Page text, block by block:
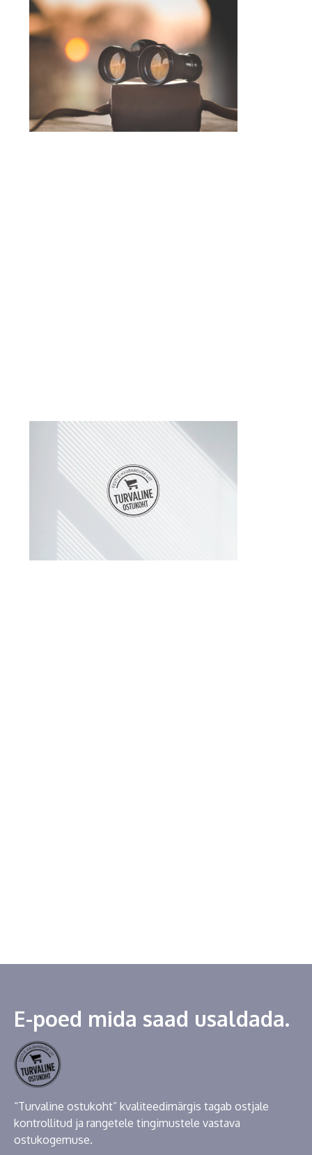
E-poed mida saad usaldada.
“Turvaline ostukoht” kvaliteedimärgis tagab ostjale
kontrollitud ja rangetele tingimustele vastava
ostukogemuse.